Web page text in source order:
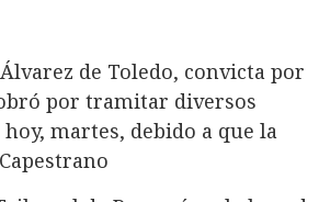
de Toledo, convicta por
por tramitar diversos
martes, debido a que la